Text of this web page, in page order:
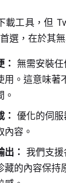
載工具，但
選，在於其無
無需安裝
用。這意味著
。
： 優化的伺
內容。
出： 我們支援
藏的內容保持